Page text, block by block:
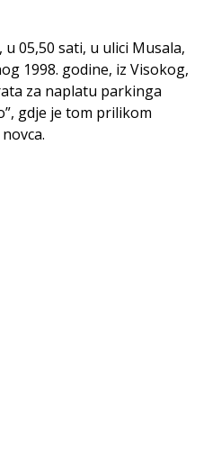
u 05,50 sati, u ulici Musala,
1998. godine, iz Visokog,
za naplatu parkinga
gdje je tom prilikom